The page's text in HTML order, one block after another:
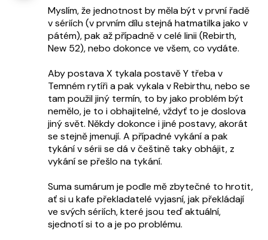
Myslím, že jednotnost by měla být v první řadě
v sériích (v prvním dílu stejná hatmatilka jako v
pátém), pak až případně v celé linii (Rebirth,
New 52), nebo dokonce ve všem, co vydáte.
Aby postava X tykala postavě Y třeba v
Temném rytíři a pak vykala v Rebirthu, nebo se
tam použil jiný termín, to by jako problém být
nemělo, je to i obhajitelné, vždyť to je doslova
jiný svět. Někdy dokonce i jiné postavy, akorát
se stejně jmenují. A případné vykání a pak
tykání v sérii se dá v češtině taky obhájit, z
vykání se přešlo na tykání.
Suma sumárum je podle mě zbytečné to hrotit,
ať si u kafe překladatelé vyjasní, jak překládají
ve svých sériích, které jsou teď aktuální,
sjednotí si to a je po problému.